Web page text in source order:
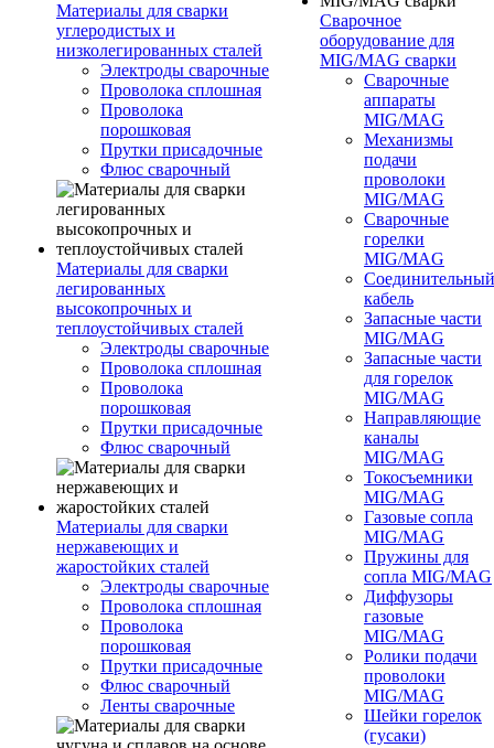
Материалы для сварки
углеродистых и
низколегированных сталей
Электроды сварочные
Проволока сплошная
Проволока
порошковая
Прутки присадочные
Флюс сварочный
Материалы для сварки
легированных
высокопрочных и
теплоустойчивых сталей
Электроды сварочные
Проволока сплошная
Проволока
порошковая
Прутки присадочные
Флюс сварочный
Материалы для сварки
нержавеющих и
жаростойких сталей
Электроды сварочные
Проволока сплошная
Проволока
порошковая
Прутки присадочные
Флюс сварочный
Ленты сварочные
Сварочное
оборудование для
MIG/MAG сварки
Сварочные
аппараты
MIG/MAG
Механизмы
подачи
проволоки
MIG/MAG
Сварочные
горелки
MIG/MAG
Соединительный
кабель
Запасные части
MIG/MAG
Запасные части
для горелок
MIG/MAG
Направляющие
каналы
MIG/MAG
Токосъемники
MIG/MAG
Газовые сопла
MIG/MAG
Пружины для
сопла MIG/MAG
Диффузоры
газовые
MIG/MAG
Ролики подачи
проволоки
MIG/MAG
Шейки горелок
(гусаки)